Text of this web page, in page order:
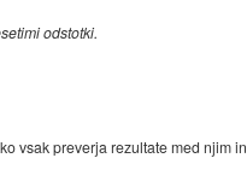
odstotki.
vsak preverja rezultate med njim in